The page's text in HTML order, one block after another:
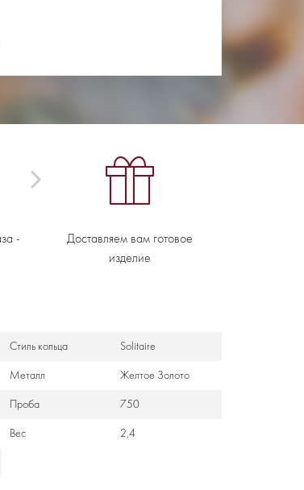
-
Доставляем вам готовое
изделие
Стиль кольца Solitaire
Металл Желтое Золото
Проба 750
Вес 2,4